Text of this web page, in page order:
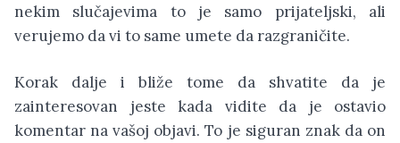
nekim slučajevima to je samo prijateljski, ali
verujemo da vi to same umete da razgraničite.
Korak dalje i bliže tome da shvatite da je
zainteresovan jeste kada vidite da je ostavio
komentar na vašoj objavi. To je siguran znak da on